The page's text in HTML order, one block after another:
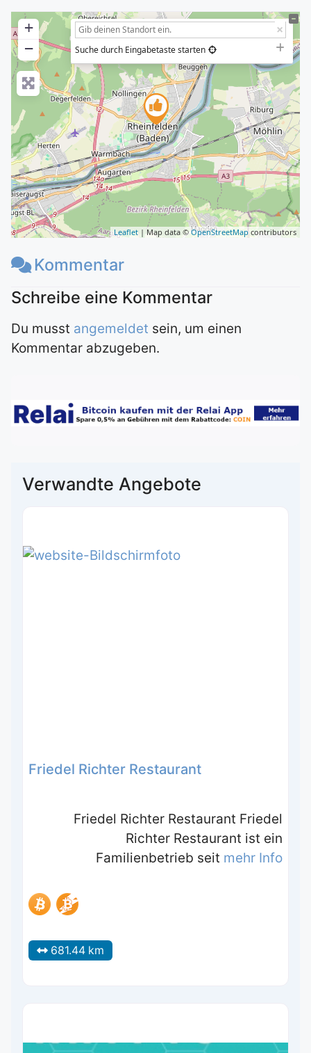
+
−
Suche durch Eingabetaste starten
Leaflet | Map data ©OpenStreetMap contributors
Kommentar
Du musst angemeldet sein, um einen
Kommentar abzugeben.
Verwandte Angebote
Friedel Richter Restaurant
Friedel Richter Restaurant Friedel
Richter Restaurant ist ein
Familienbetrieb seit mehr Info
681.44 km